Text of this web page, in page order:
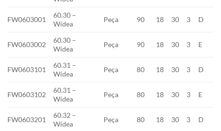
FW0603001
60.30 –
Wídea
Peça 90 18 30 3 D
FW0603002
60.30 –
Wídea
Peça 90 18 30 3 E
FW0603101
60.31 –
Wídea
Peça 80 18 30 3 D
FW0603102
60.31 –
Wídea
Peça 80 18 30 3 E
FW0603201
60.32 –
Wídea
Peça 80 18 30 3 D